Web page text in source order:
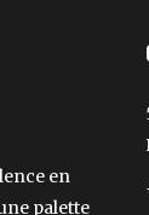
en
palette